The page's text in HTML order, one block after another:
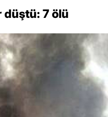
düştü: 7 ölü